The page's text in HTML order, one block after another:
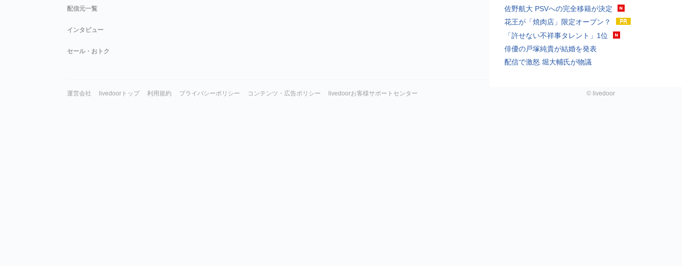
佐野航大 PSVへの完全移籍が決定
花王が「焼肉店」限定オープン？
「許せない不祥事タレント」1位
俳優の戸塚純貴が結婚を発表
配信で激怒 堀大輔氏が物議
配信元一覧
インタビュー
セール・おトク
運営会社 livedoorトップ 利用規約 プライバシーポリシー コンテンツ・広告ポリシー livedoorお客様サポートセンター © livedoor